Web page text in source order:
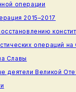
операции
2015–2017
операций
Славы
деятели Великой